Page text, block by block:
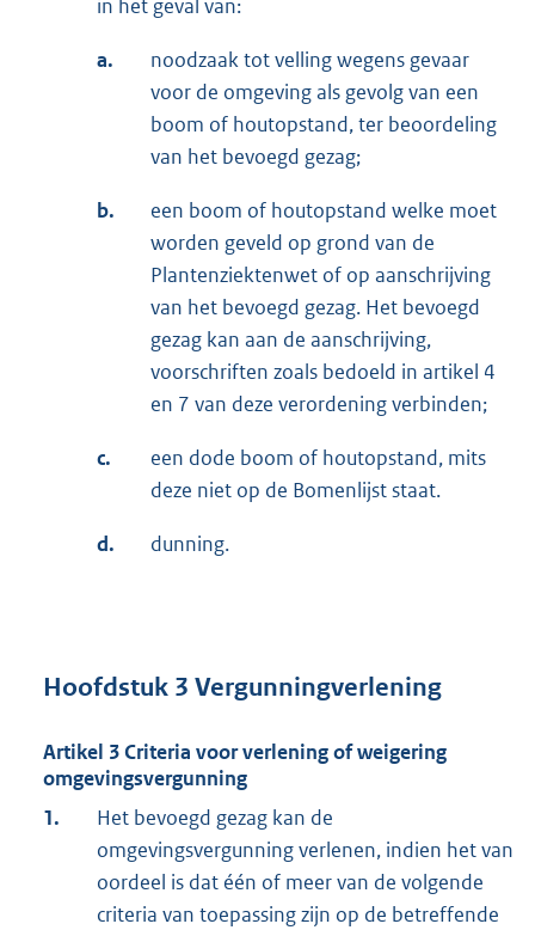
in het geval van:
a.
noodzaak tot velling wegens gevaar
voor de omgeving als gevolg van een
boom of houtopstand, ter beoordeling
van het bevoegd gezag;
b.
een boom of houtopstand welke moet
worden geveld op grond van de
Plantenziektenwet of op aanschrijving
van het bevoegd gezag. Het bevoegd
gezag kan aan de aanschrijving,
voorschriften zoals bedoeld in artikel 4
en 7 van deze verordening verbinden;
c.
een dode boom of houtopstand, mits
deze niet op de Bomenlijst staat.
d. dunning.
Hoofdstuk 3 Vergunningverlening
Artikel 3 Criteria voor verlening of weigering
omgevingsvergunning
1.
Het bevoegd gezag kan de
omgevingsvergunning verlenen, indien het van
oordeel is dat één of meer van de volgende
criteria van toepassing zijn op de betreffende